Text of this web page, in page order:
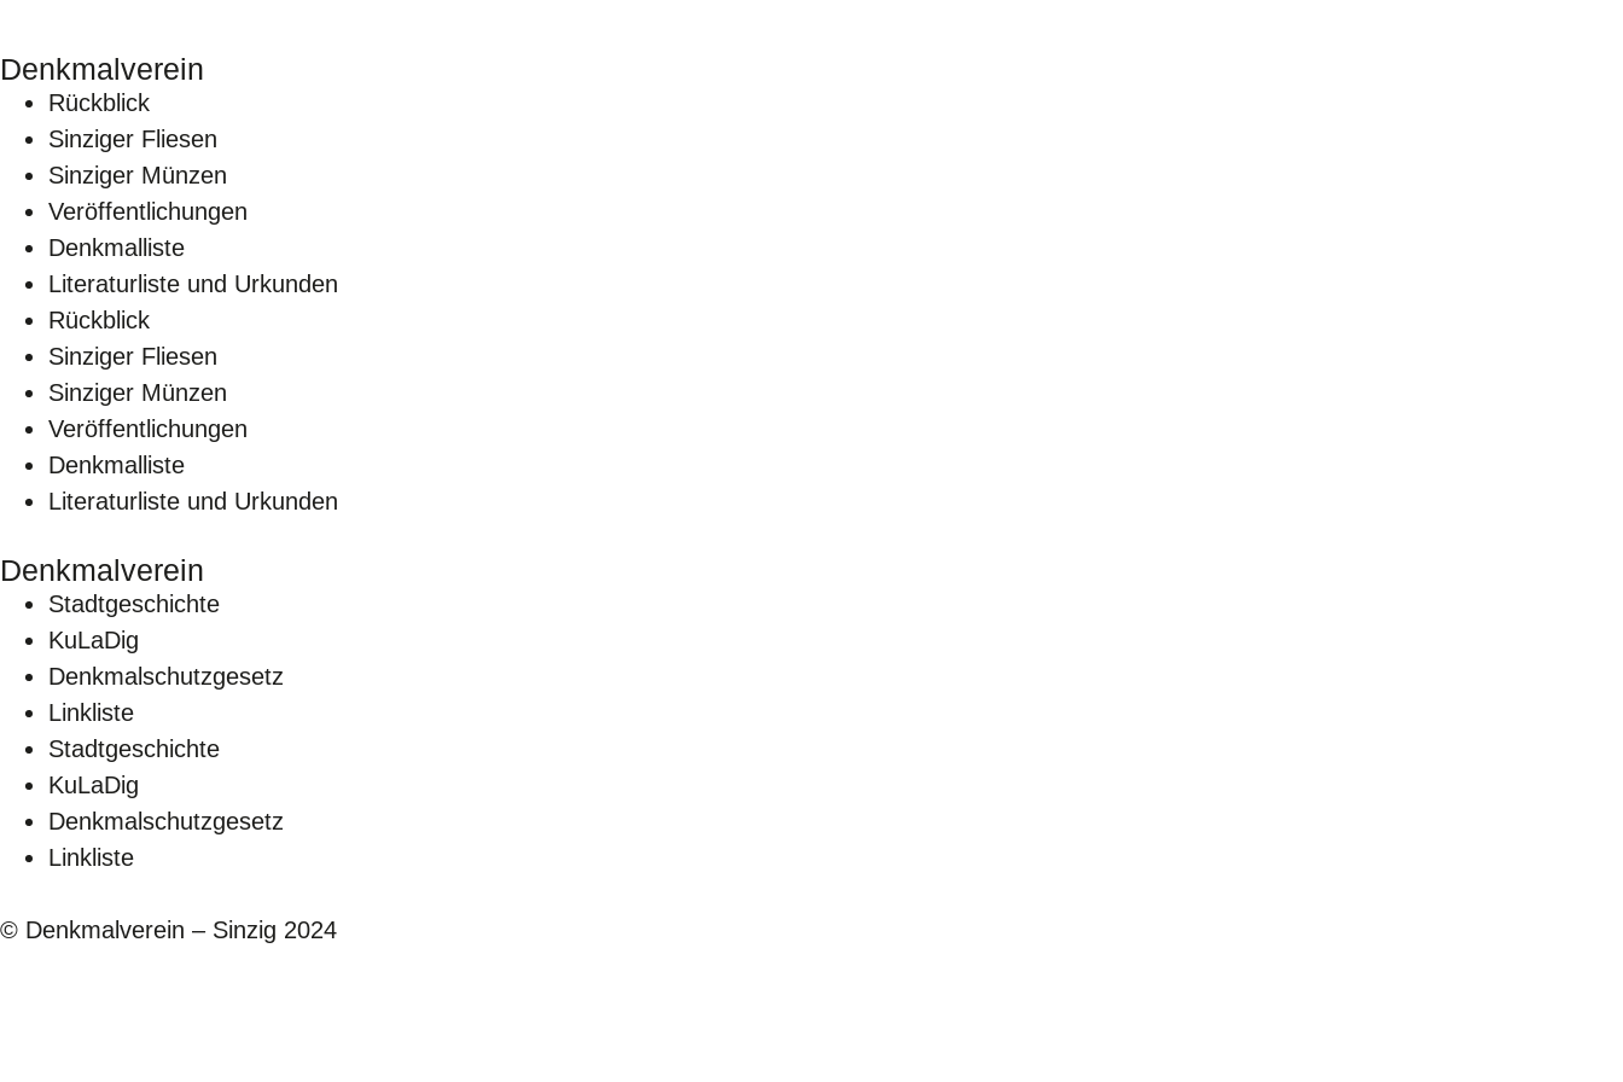
Denkmalverein
Rückblick
Sinziger Fliesen
Sinziger Münzen
Veröffentlichungen
Denkmalliste
Literaturliste und Urkunden
Rückblick
Sinziger Fliesen
Sinziger Münzen
Veröffentlichungen
Denkmalliste
Literaturliste und Urkunden
Denkmalverein
Stadtgeschichte
KuLaDig
Denkmalschutzgesetz
Linkliste
Stadtgeschichte
KuLaDig
Denkmalschutzgesetz
Linkliste
© Denkmalverein – Sinzig 2024